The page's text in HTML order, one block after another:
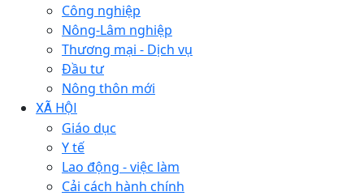
Công nghiệp
Nông-Lâm nghiệp
Thương mại - Dịch vụ
Đầu tư
Nông thôn mới
XÃ HỘI
Giáo dục
Y tế
Lao động - việc làm
Cải cách hành chính